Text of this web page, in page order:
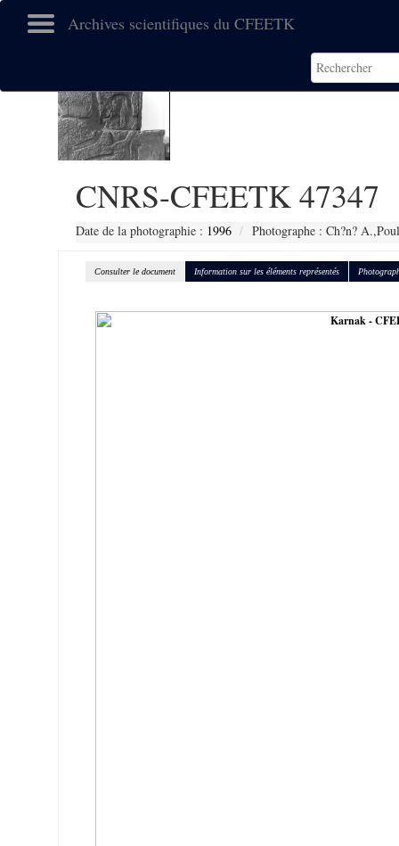
Archives scientifiques du CFEETK
CNRS-CFEETK 47347
Date de la photographie : 1996 Photographe : Ch?n?
Consulter le document Information sur les éléments représentés